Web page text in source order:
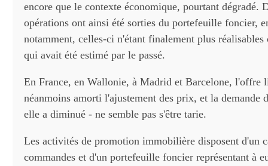
encore que le contexte économique, pourtant dégradé.
opérations ont ainsi été sorties du portefeuille foncier,
notamment, celles-ci n'étant finalement plus réalisables
qui avait été estimé par le passé.
En France, en Wallonie, à Madrid et Barcelone, l'offre
néanmoins amorti l'ajustement des prix, et la demande
elle a diminué - ne semble pas s'être tarie.
Les activités de promotion immobilière disposent d'un
commandes et d'un portefeuille foncier représentant à